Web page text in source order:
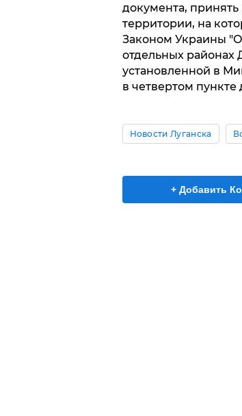
документа,
территории, на
Законом Украины
отдельных районах
установленной в
в четвертом пункте
Новости Луганска
+ Добавить